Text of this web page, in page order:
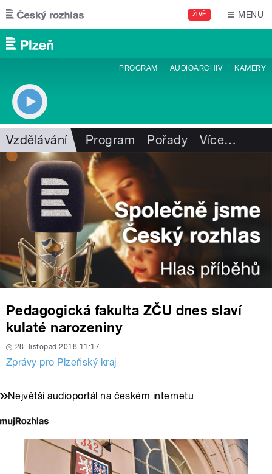
Přejít k hlavnímu obsahu
ŽIVĚ MENU
PROGRAM AUDIOARCHIV KAMERY
Vzdělávání Program Pořady Více…
Pedagogická fakulta ZČU dnes slaví
kulaté narozeniny
28. listopad 2018 11:17
Zprávy pro Plzeňský kraj
Největší audioportál na českém internetu